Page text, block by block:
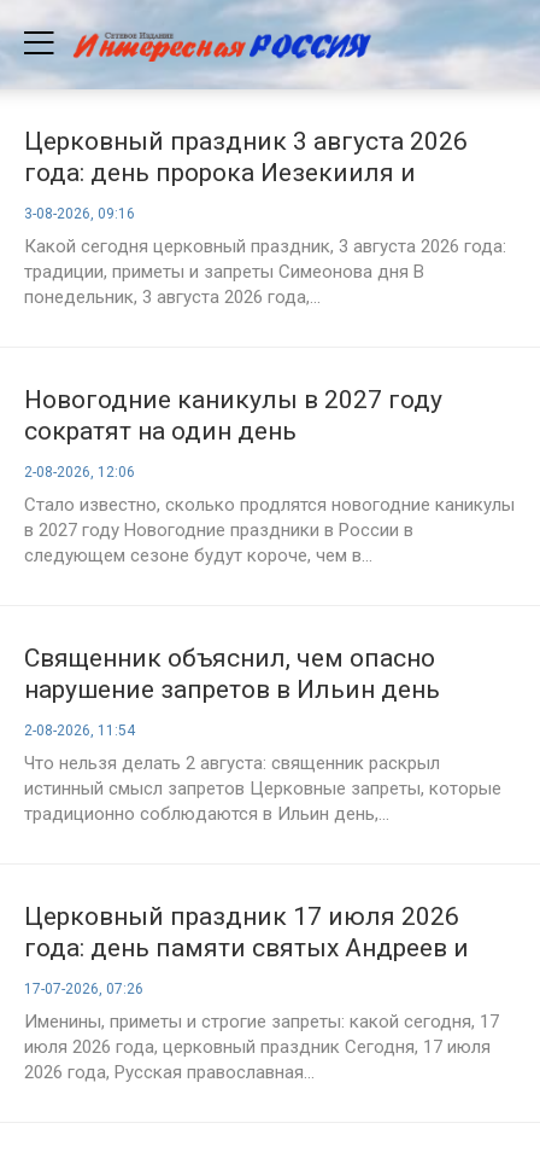
Церковный праздник 3 августа 2026
года: день пророка Иезекииля и
Онуфрия Молчаливого — что можно и
категорически нельзя делать в этот
день
3-08-2026, 09:16
Какой сегодня церковный праздник, 3 августа 2026 года:
традиции, приметы и запреты Симеонова дня В
понедельник, 3 августа 2026 года,...
Новогодние каникулы в 2027 году
сократят на один день
2-08-2026, 12:06
Стало известно, сколько продлятся новогодние каникулы
в 2027 году Новогодние праздники в России в
следующем сезоне будут короче, чем в...
Священник объяснил, чем опасно
нарушение запретов в Ильин день
2-08-2026, 11:54
Что нельзя делать 2 августа: священник раскрыл
истинный смысл запретов Церковные запреты, которые
традиционно соблюдаются в Ильин день,...
Церковный праздник 17 июля 2026
года: день памяти святых Андреев и
преподобной Марфы
17-07-2026, 07:26
Именины, приметы и строгие запреты: какой сегодня, 17
июля 2026 года, церковный праздник Сегодня, 17 июля
2026 года, Русская православная...